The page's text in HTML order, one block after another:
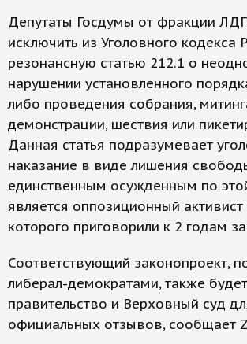
Депутаты Госдумы от фракции
исключить из Уголовного кодекса
резонансную статью 212.1 о
нарушении установленного
либо проведения собрания,
демонстрации, шествия или
Данная статья подразумевает
наказание в виде лишения
единственным осужденным по
является оппозиционный
которого приговорили к 2 годам
Соответствующий законопроект,
либерал-демократами, также
правительство и Верховный суд
официальных отзывов, сообщает